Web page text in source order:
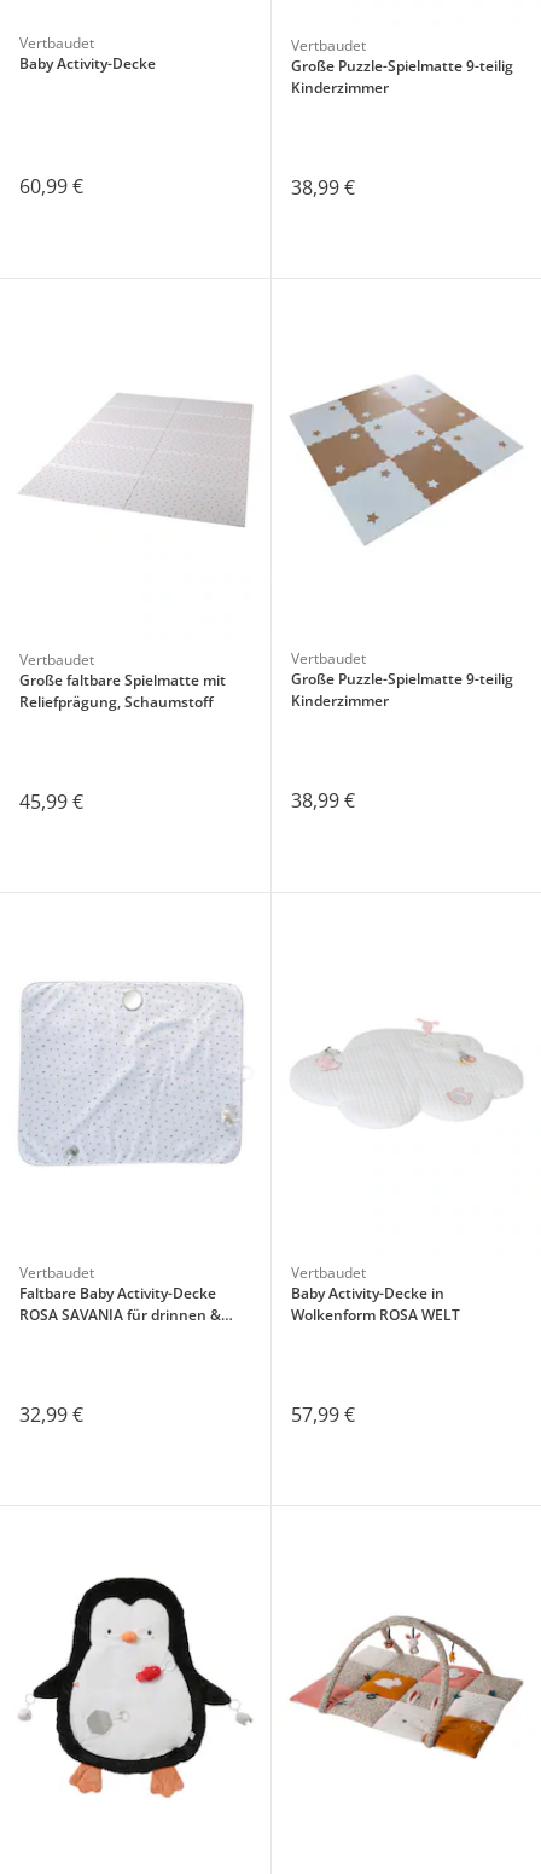
Vertbaudet
Baby Activity-Decke
60,99 €
Vertbaudet
Große Puzzle-Spielmatte 9-teilig
Kinderzimmer
38,99 €
Vertbaudet
Große faltbare Spielmatte mit
Reliefprägung, Schaumstoff
45,99 €
Vertbaudet
Große Puzzle-Spielmatte 9-teilig
Kinderzimmer
38,99 €
Vertbaudet
Faltbare Baby Activity-Decke
ROSA SAVANIA für drinnen &
32,99 €
Vertbaudet
Baby Activity-Decke in
Wolkenform ROSA WELT
57,99 €